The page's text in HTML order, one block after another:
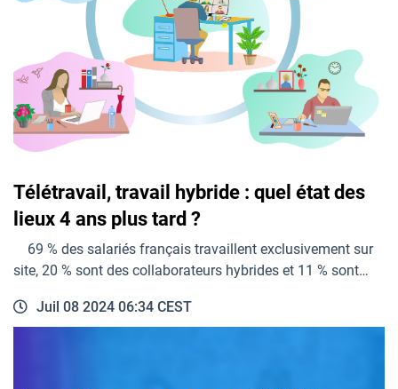
Télétravail, travail hybride : quel état des
lieux 4 ans plus tard ?
69 % des salariés français travaillent exclusivement sur
site, 20 % sont des collaborateurs hybrides et 11 % sont…
Juil 08 2024 06:34 CEST